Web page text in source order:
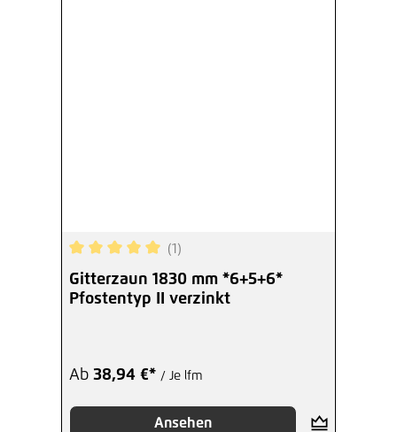
Durchschnittliche Bewertung von 5 von 5
(1)
Gitterzaun 1830 mm *6+5+6*
Pfostentyp II verzinkt
Ab 38,94 €* / Je lfm
Ansehen